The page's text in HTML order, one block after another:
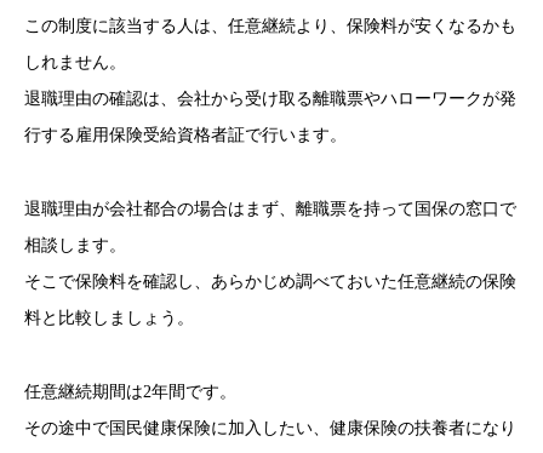
この制度に該当する人は、任意継続より、保険料が安くなるかも
しれません。
退職理由の確認は、会社から受け取る離職票やハローワークが発
行する雇用保険受給資格者証で行います。
退職理由が会社都合の場合はまず、離職票を持って国保の窓口で
相談します。
そこで保険料を確認し、あらかじめ調べておいた任意継続の保険
料と比較しましょう。
任意継続期間は2年間です。
その途中で国民健康保険に加入したい、健康保険の扶養者になり